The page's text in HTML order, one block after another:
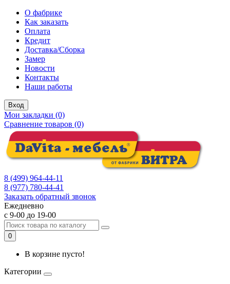
О фабрике
Как заказать
Оплата
Кредит
Доставка/Сборка
Замер
Новости
Контакты
Наши работы
Вход
Мои закладки (0)
Сравнение товаров (0)
8 (499) 964-44-11
8 (977) 780-44-41
Заказать обратный звонок
Ежедневно
с 9-00 до 19-00
0
В корзине пусто!
Категории